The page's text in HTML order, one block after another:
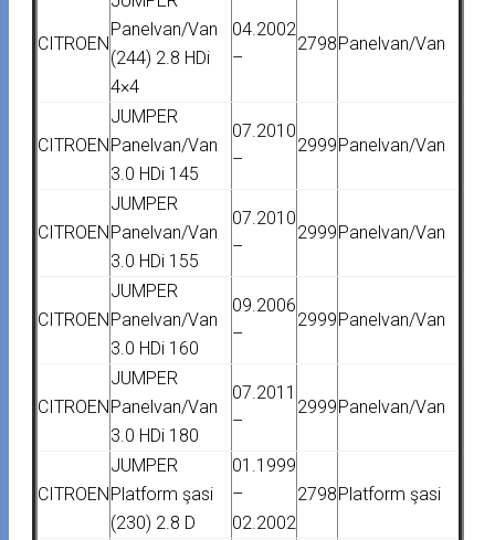
CITROEN
Panelvan/Van
(244) 2.8 HDi
4×4
04.2002
–
2798Panelvan/Van
CITROEN
JUMPER
Panelvan/Van
3.0 HDi 145
07.2010
–
2999Panelvan/Van
CITROEN
JUMPER
Panelvan/Van
3.0 HDi 155
07.2010
–
2999Panelvan/Van
CITROEN
JUMPER
Panelvan/Van
3.0 HDi 160
09.2006
–
2999Panelvan/Van
CITROEN
JUMPER
Panelvan/Van
3.0 HDi 180
07.2011
–
2999Panelvan/Van
CITROEN
JUMPER
Platform şasi
(230) 2.8 D
01.1999
–
02.2002
2798Platform şasi